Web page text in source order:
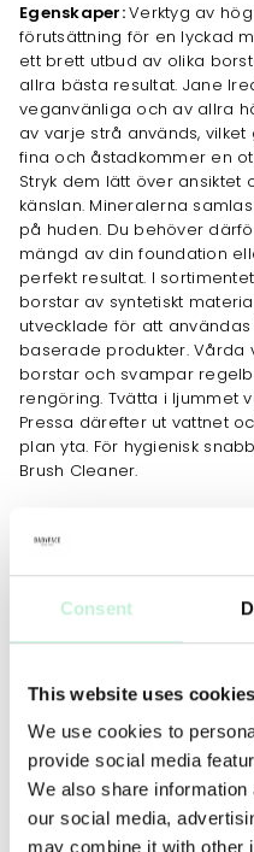
Consent
This website uses cookies
We use cookies to
provide social media
We also share
our social media,
may combine it with other
Egenskaper:Verktyg av
förutsättning för en lyckad
ett brett utbud av olika
allra bästa resultat. Jane
veganvänliga och av allra
av varje strå används,
fina och åstadkommer en
Stryk dem lätt över
känslan. Mineralerna
på huden. Du behöver
mängd av din foundation
perfekt resultat. I
borstar av syntetiskt
utvecklade för att
baserade produkter. Vårda
borstar och svampar
rengöring. Tvätta i ljummet
Pressa därefter ut vattnet
plan yta. För hygienisk
Brush Cleaner.
JOBBAR MOT
för en solkysst look.